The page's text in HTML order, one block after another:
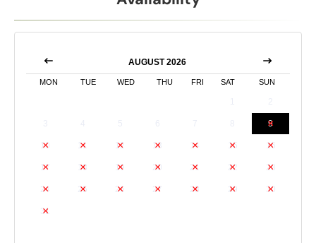
AUGUST 2026
MON TUE WED THU FRI SAT SUN
9
10 11 12 13 14 15 16
17 18 19 20 21 22 23
24 25 26 27 28 29 30
31